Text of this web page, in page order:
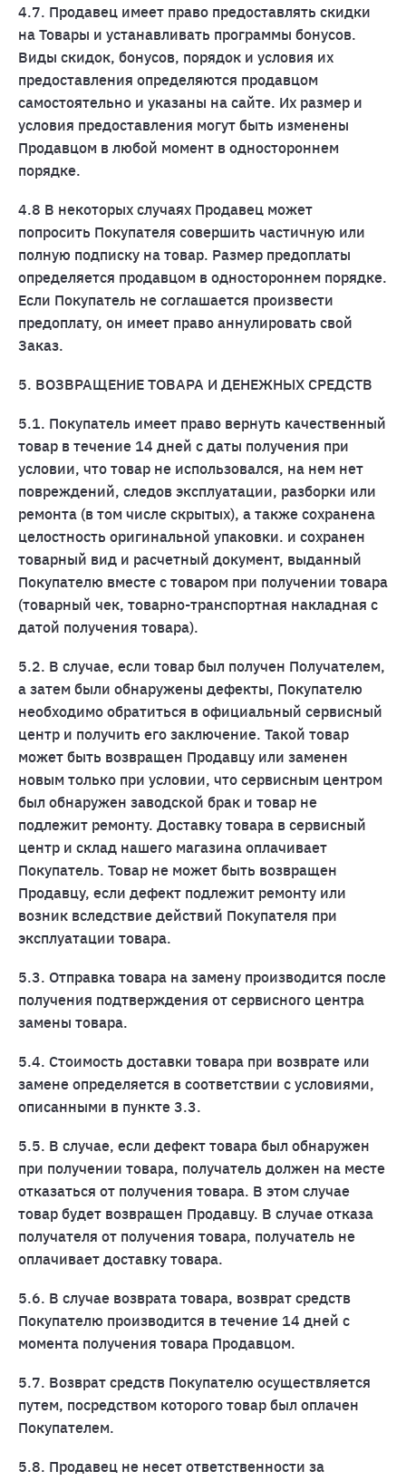
4.7. Продавец имеет право предоставлять скидки
на Товары и устанавливать программы бонусов.
Виды скидок, бонусов, порядок и условия их
предоставления определяются продавцом
самостоятельно и указаны на сайте. Их размер и
условия предоставления могут быть изменены
Продавцом в любой момент в одностороннем
порядке.
4.8 В некоторых случаях Продавец может
попросить Покупателя совершить частичную или
полную подписку на товар. Размер предоплаты
определяется продавцом в одностороннем порядке.
Если Покупатель не соглашается произвести
предоплату, он имеет право аннулировать свой
Заказ.
5. ВОЗВРАЩЕНИЕ ТОВАРА И ДЕНЕЖНЫХ СРЕДСТВ
5.1. Покупатель имеет право вернуть качественный
товар в течение 14 дней с даты получения при
условии, что товар не использовался, на нем нет
повреждений, следов эксплуатации, разборки или
ремонта (в том числе скрытых), а также сохранена
целостность оригинальной упаковки. и сохранен
товарный вид и расчетный документ, выданный
Покупателю вместе с товаром при получении товара
(товарный чек, товарно-транспортная накладная с
датой получения товара).
5.2. В случае, если товар был получен Получателем,
а затем были обнаружены дефекты, Покупателю
необходимо обратиться в официальный сервисный
центр и получить его заключение. Такой товар
может быть возвращен Продавцу или заменен
новым только при условии, что сервисным центром
был обнаружен заводской брак и товар не
подлежит ремонту. Доставку товара в сервисный
центр и склад нашего магазина оплачивает
Покупатель. Товар не может быть возвращен
Продавцу, если дефект подлежит ремонту или
возник вследствие действий Покупателя при
эксплуатации товара.
5.3. Отправка товара на замену производится после
получения подтверждения от сервисного центра
замены товара.
5.4. Стоимость доставки товара при возврате или
замене определяется в соответствии с условиями,
описанными в пункте 3.3.
5.5. В случае, если дефект товара был обнаружен
при получении товара, получатель должен на месте
отказаться от получения товара. В этом случае
товар будет возвращен Продавцу. В случае отказа
получателя от получения товара, получатель не
оплачивает доставку товара.
5.6. В случае возврата товара, возврат средств
Покупателю производится в течение 14 дней с
момента получения товара Продавцом.
5.7. Возврат средств Покупателю осуществляется
путем, посредством которого товар был оплачен
Покупателем.
5.8. Продавец не несет ответственности за